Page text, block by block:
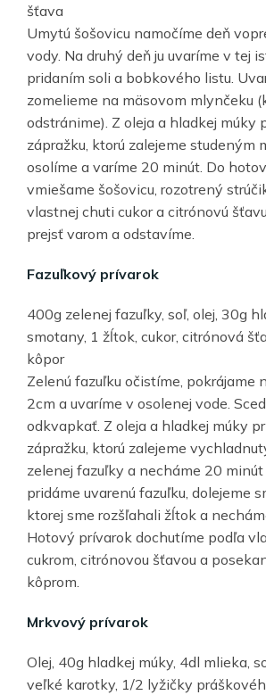
šťava
Umytú šošovicu namočíme deň
vody. Na druhý deň ju uvaríme v tej
pridaním soli a bobkového listu.
zomelieme na mäsovom mlynčeku
odstránime). Z oleja a hladkej múky
zápražku, ktorú zalejeme studeným
osolíme a varíme 20 minút. Do
vmiešame šošovicu, rozotrený
vlastnej chuti cukor a citrónovú
prejsť varom a odstavíme.
Fazuľkový prívarok
400g zelenej fazuľky, soľ, olej, 30g
smotany, 1 žĺtok, cukor, citrónová
kôpor
Zelenú fazuľku očistíme, pokrájame
2cm a uvaríme v osolenej vode.
odkvapkať. Z oleja a hladkej múky
zápražku, ktorú zalejeme
zelenej fazuľky a necháme 20
pridáme uvarenú fazuľku, dolejeme
ktorej sme rozšľahali žĺtok a
Hotový prívarok dochutíme podľa
cukrom, citrónovou šťavou a
kôprom.
Mrkvový prívarok
Olej, 40g hladkej múky, 4dl mlieka,
veľké karotky, 1/2 lyžičky